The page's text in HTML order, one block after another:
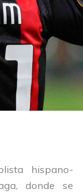
hispano-
donde se